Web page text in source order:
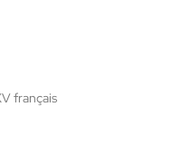
français